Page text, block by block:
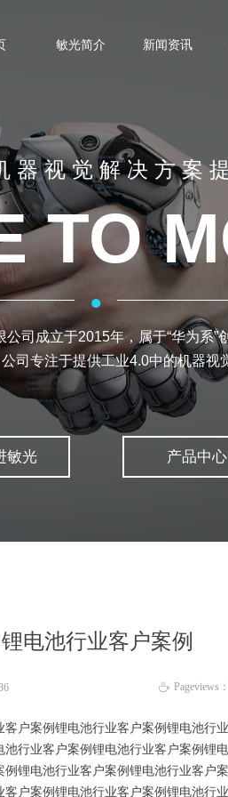
敏光简介 新闻资讯
锂电池行业客户案例
户案例锂电池行业客户案例锂电池行
行业客户案例锂电池行业客户案例锂
锂电池行业客户案例锂电池行业客户
户案例锂电池行业客户案例锂电池行
ꄘ Pageviews：
TO
敏光
器 视 觉 解 决 方 案
·
司成立于2015年，属于“华为系”
司专注于提供工业4.0中的机器视
产品中心